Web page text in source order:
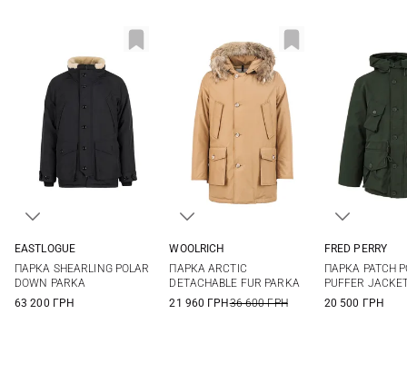
EASTLOGUE
ПАРКА SHEARLING POLAR
DOWN PARKA
63 200 ГРН
XXL
WOOLRICH
ПАРКА ARCTIC
DETACHABLE FUR PARKA
21 960 ГРН36 600 ГРН
FRED PERRY
ПАРКА PATCH
PUFFER
20 500 ГРН